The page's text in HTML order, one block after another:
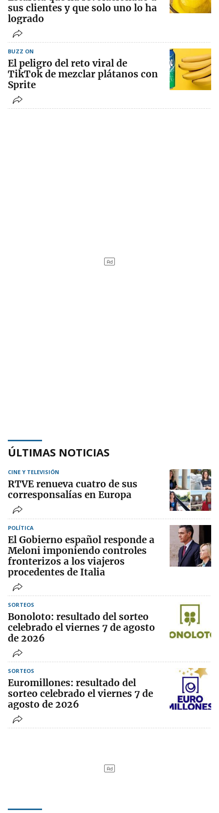
sus clientes y que solo uno lo ha
logrado
BUZZ ON
El peligro del reto viral de
TikTok de mezclar plátanos con
Sprite
ÚLTIMAS NOTICIAS
CINE Y TELEVISIÓN
RTVE renueva cuatro de sus
corresponsalías en Europa
POLÍTICA
El Gobierno español responde a
Meloni imponiendo controles
fronterizos a los viajeros
procedentes de Italia
SORTEOS
Bonoloto: resultado del sorteo
celebrado el viernes 7 de agosto
de 2026
SORTEOS
Euromillones: resultado del
sorteo celebrado el viernes 7 de
agosto de 2026